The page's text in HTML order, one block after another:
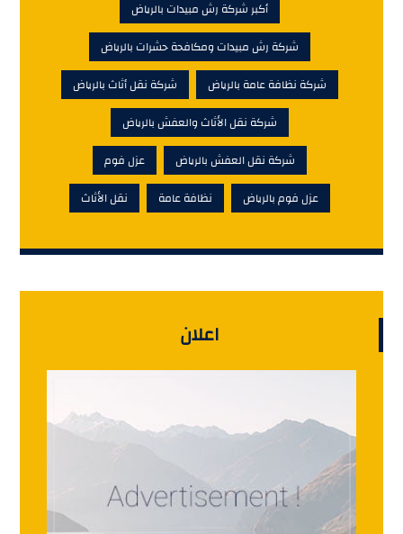
أكبر شركة رش مبيدات بالرياض
شركة رش مبيدات ومكافحة حشرات بالرياض
شركة نظافة عامة بالرياض
شركة نقل أثاث بالرياض
شركة نقل الأثاث والعفش بالرياض
شركة نقل العفش بالرياض
عزل فوم
عزل فوم بالرياض
نظافة عامة نقل الأثاث
اعلان